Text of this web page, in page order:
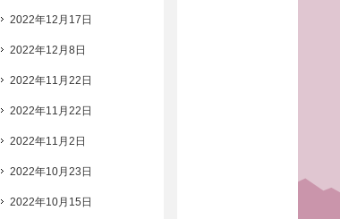
2022年12月17日
2022年12月8日
2022年11月22日
2022年11月22日
2022年11月2日
2022年10月23日
2022年10月15日